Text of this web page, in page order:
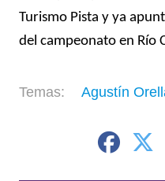
Turismo Pista y ya
del campeonato en Río
Agustín